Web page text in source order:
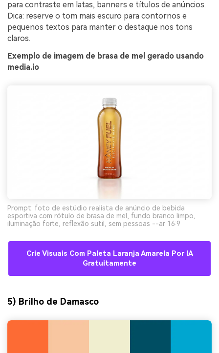
para contraste em latas, banners e títulos de anúncios.
Dica: reserve o tom mais escuro para contornos e
pequenos textos para manter o destaque nos tons
claros.
Exemplo de imagem de brasa de mel gerado usando
media.io
Prompt: foto de estúdio realista de anúncio de bebida
esportiva com rótulo de brasa de mel, fundo branco limpo,
iluminação forte, reflexão sutil, sem pessoas --ar 16:9
Crie Visuais Com Paleta Laranja Amarela Por IA
Gratuitamente
5) Brilho de Damasco